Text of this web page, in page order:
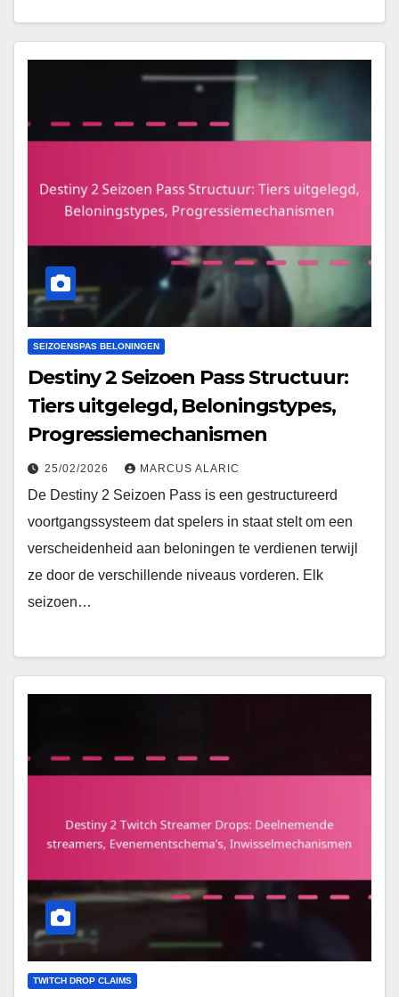
SEIZOENSPAS BELONINGEN
Destiny 2 Seizoen Pass Structuur:
Tiers uitgelegd, Beloningstypes,
Progressiemechanismen
25/02/2026 MARCUS ALARIC
De Destiny 2 Seizoen Pass is een gestructureerd
voortgangssysteem dat spelers in staat stelt om een
verscheidenheid aan beloningen te verdienen terwijl
ze door de verschillende niveaus vorderen. Elk
seizoen…
TWITCH DROP CLAIMS